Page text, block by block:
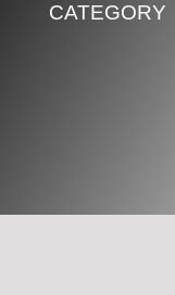
CATEGORY